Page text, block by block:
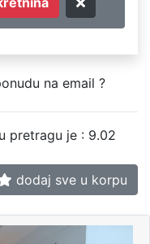
novu ponudu na email ?
pretragu je : 9.02
dodaj sve u korpu